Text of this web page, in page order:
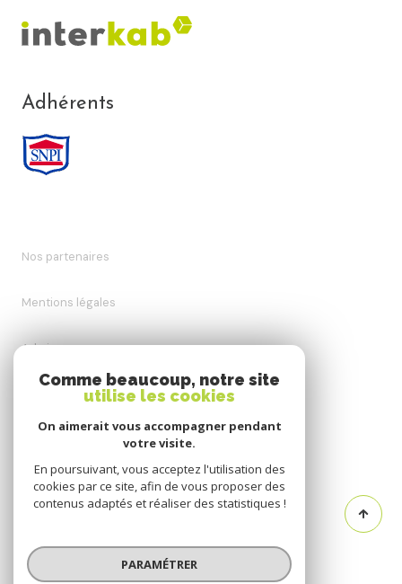
Adhérents
Nos partenaires
Mentions légales
Admin
Nos honoraires
Cookies
© 2026 | Tous droits réservés
Comme beaucoup, notre site
utilise les cookies
On aimerait vous accompagner pendant
votre visite.
En poursuivant, vous acceptez l'utilisation des
cookies par ce site, afin de vous proposer des
contenus adaptés et réaliser des statistiques !
PARAMÉTRER